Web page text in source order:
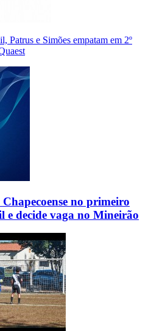
e Simões empatam em 2º
no primeiro
e decide vaga no Mineirão